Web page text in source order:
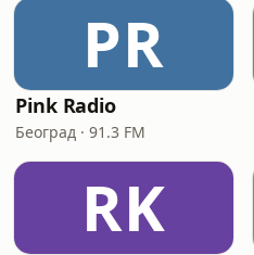
PR
Pink Radio
Београд · 91.3 FM
RK